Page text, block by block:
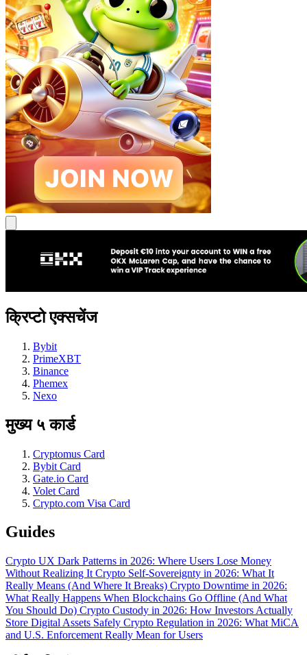
क्रिप्टो एक्सचेंज
Bybit
PrimeXBT
Binance
Phemex
Nexo
मुख्य ५ कार्ड
Cryptomus Card
Bybit Card
Gate.io Card
Volet Card
Crypto.com Visa Card
Guides
Crypto UX Dark Patterns in 2026: Where Users Lose Money
Without Realizing It Crypto Self-Sovereignty in 2026: What It
Really Means (And Where It Breaks) Crypto Downtime in 2026:
What Really Happens When Blockchains Go Offline (And What
You Should Do) Crypto Custody in 2026: How Investors Actually
Store Digital Assets Safely Crypto Regulation in 2026: What MiCA
and U.S. Enforcement Really Mean for Users